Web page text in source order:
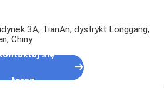
3A, TianAn, dystrykt Longgang,
Chiny
się
teraz